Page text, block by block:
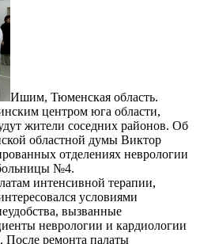
Ишим, Тюменская область.
центром юга области,
жители соседних районов. Об
областной думы Виктор
отделениях неврологии
№4.
интенсивной терапии,
условиями
вызванные
неврологии и кардиологии
После ремонта палаты